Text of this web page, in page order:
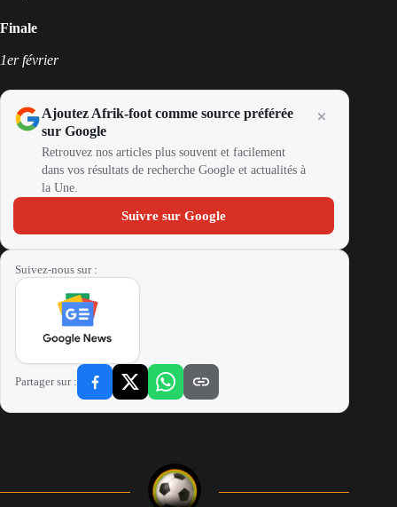
Finale
1er février
Ajoutez Afrik-foot comme source préférée
sur Google
Retrouvez nos articles plus souvent et facilement
dans vos résultats de recherche Google et actualités à
la Une.
Suivre sur Google
Suivez-nous sur :
Partager sur :